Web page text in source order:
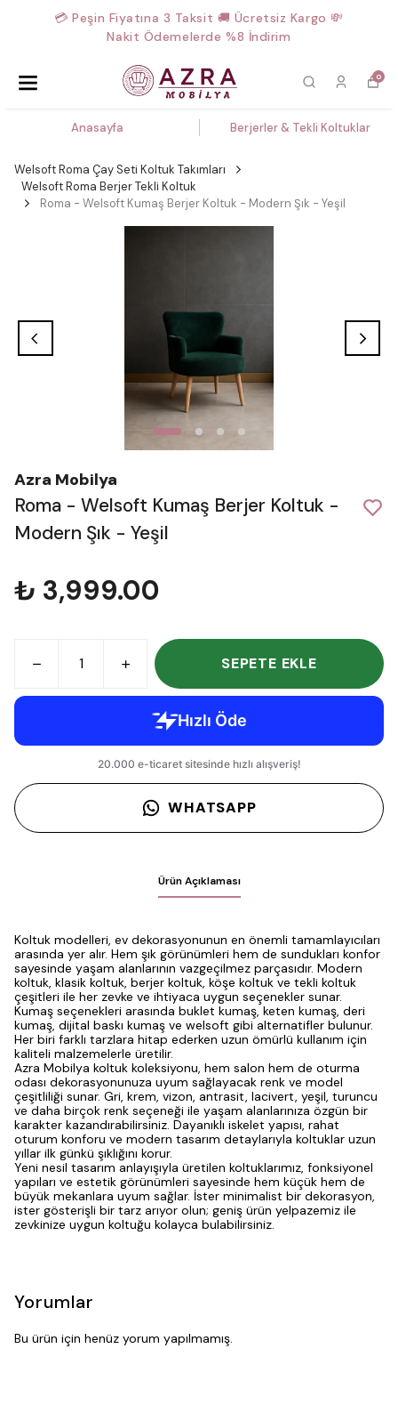
💳 Peşin Fiyatına 3 Taksit 🚚 Ücretsiz Kargo 💸
Nakit Ödemelerde %8 İndirim
0
Anasayfa Berjerler & Tekli Koltuklar
Welsoft Roma Çay Seti Koltuk Takımları
Welsoft Roma Berjer Tekli Koltuk
Roma - Welsoft Kumaş Berjer Koltuk - Modern Şık - Yeşil
Azra Mobilya
Roma - Welsoft Kumaş Berjer Koltuk -
Modern Şık - Yeşil
₺ 3,999.00
SEPETE EKLE
WHATSAPP
Ürün Açıklaması
Koltuk modelleri, ev dekorasyonunun en önemli tamamlayıcıları
arasında yer alır. Hem şık görünümleri hem de sundukları konfor
sayesinde yaşam alanlarının vazgeçilmez parçasıdır. Modern
koltuk, klasik koltuk, berjer koltuk, köşe koltuk ve tekli koltuk
çeşitleri ile her zevke ve ihtiyaca uygun seçenekler sunar.
Kumaş seçenekleri arasında buklet kumaş, keten kumaş, deri
kumaş, dijital baskı kumaş ve welsoft gibi alternatifler bulunur.
Her biri farklı tarzlara hitap ederken uzun ömürlü kullanım için
kaliteli malzemelerle üretilir.
Azra Mobilya koltuk koleksiyonu, hem salon hem de oturma
odası dekorasyonunuza uyum sağlayacak renk ve model
çeşitliliği sunar. Gri, krem, vizon, antrasit, lacivert, yeşil, turuncu
ve daha birçok renk seçeneği ile yaşam alanlarınıza özgün bir
karakter kazandırabilirsiniz. Dayanıklı iskelet yapısı, rahat
oturum konforu ve modern tasarım detaylarıyla koltuklar uzun
yıllar ilk günkü şıklığını korur.
Yeni nesil tasarım anlayışıyla üretilen koltuklarımız, fonksiyonel
yapıları ve estetik görünümleri sayesinde hem küçük hem de
büyük mekanlara uyum sağlar. İster minimalist bir dekorasyon,
ister gösterişli bir tarz arıyor olun; geniş ürün yelpazemiz ile
zevkinize uygun koltuğu kolayca bulabilirsiniz.
Yorumlar
Bu ürün için henüz yorum yapılmamış.